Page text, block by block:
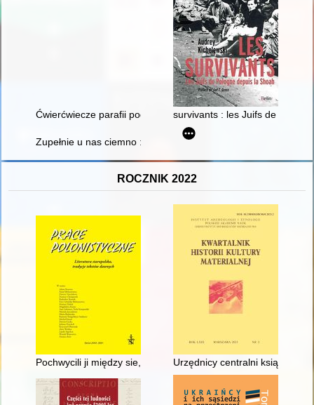
Ćwierćwiecze parafii pod wezwaniem Matki Bożej Fatimskiej
survivants : les Juifs de
Zupełnie u nas ciemno : moje przejścia w drugiej wojnie
ROCZNIK 2022
Pochwycili ji między sie, jako wilcy owieczkę" : Żydzi w
Urzędnicy centralni książąt